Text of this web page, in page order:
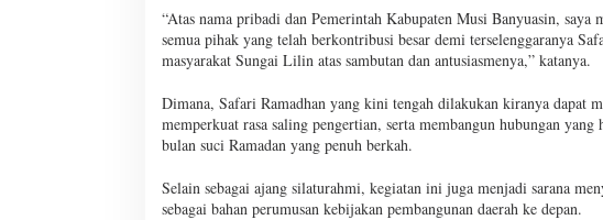
“Atas nama pribadi dan Pemerintah Kabupaten Musi Banyuasin, saya
semua pihak yang telah berkontribusi besar demi terselenggaranya
masyarakat Sungai Lilin atas sambutan dan antusiasmenya,” katanya.
Dimana, Safari Ramadhan yang kini tengah dilakukan kiranya dapat
memperkuat rasa saling pengertian, serta membangun hubungan
bulan suci Ramadan yang penuh berkah.
Selain sebagai ajang silaturahmi, kegiatan ini juga menjadi sarana
sebagai bahan perumusan kebijakan pembangunan daerah ke depan.